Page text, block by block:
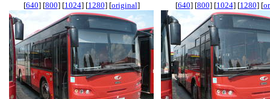
[640] [800] [1024] [1280] [original] [640] [800] [1024] [1280] [